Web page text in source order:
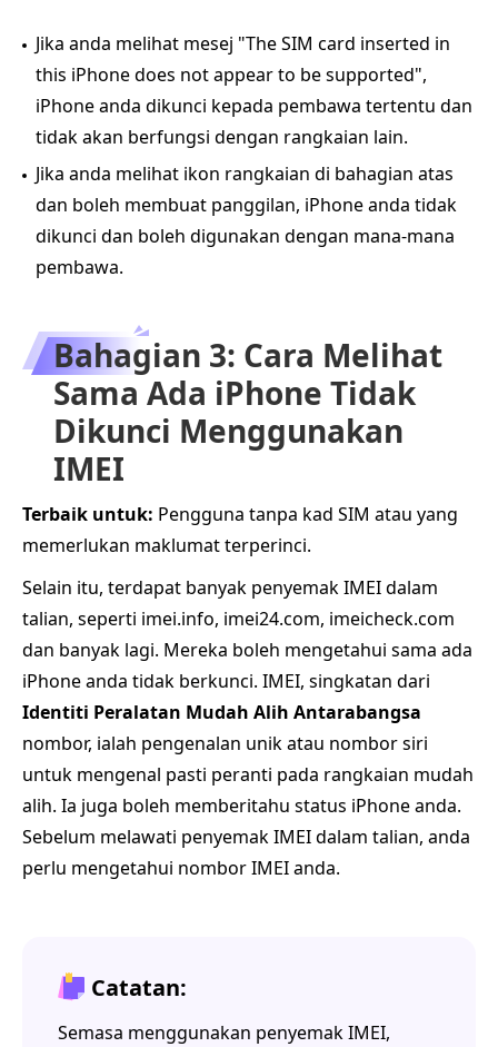
Jika anda melihat mesej "The SIM card inserted in
this iPhone does not appear to be supported",
iPhone anda dikunci kepada pembawa tertentu dan
tidak akan berfungsi dengan rangkaian lain.
Jika anda melihat ikon rangkaian di bahagian atas
dan boleh membuat panggilan, iPhone anda tidak
dikunci dan boleh digunakan dengan mana-mana
pembawa.
Bahagian 3: Cara Melihat
Sama Ada iPhone Tidak
Dikunci Menggunakan
IMEI
Terbaik untuk: Pengguna tanpa kad SIM atau yang
memerlukan maklumat terperinci.
Selain itu, terdapat banyak penyemak IMEI dalam
talian, seperti imei.info, imei24.com, imeicheck.com
dan banyak lagi. Mereka boleh mengetahui sama ada
iPhone anda tidak berkunci. IMEI, singkatan dari
Identiti Peralatan Mudah Alih Antarabangsa
nombor, ialah pengenalan unik atau nombor siri
untuk mengenal pasti peranti pada rangkaian mudah
alih. Ia juga boleh memberitahu status iPhone anda.
Sebelum melawati penyemak IMEI dalam talian, anda
perlu mengetahui nombor IMEI anda.
Catatan:
Semasa menggunakan penyemak IMEI,